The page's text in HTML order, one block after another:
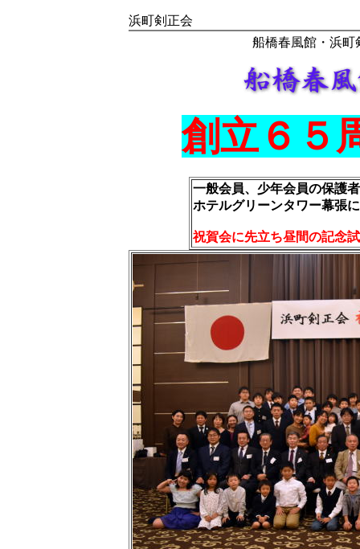
浜町剣正会
船橋春風館・浜町
創立６５
一般会員、少年会員の保護
ホテルグリーンタワー幕張
祝賀会に先立ち昼間の記念